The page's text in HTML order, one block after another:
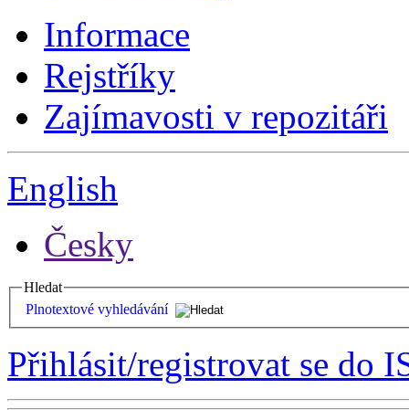
Informace
Rejstříky
Zajímavosti v repozitáři
English
Česky
Hledat
Plnotextové vyhledávání
Přihlásit/registrovat se do